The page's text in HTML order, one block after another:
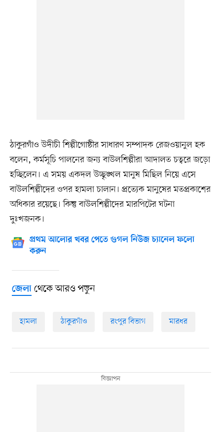
ঠাকুরগাঁও উদীচী শিল্পীগোষ্ঠীর সাধারণ সম্পাদক রেজওয়ানুল হক
বলেন, কর্মসূচি পালনের জন্য বাউলশিল্পীরা আদালত চত্বরে জড়ো
হচ্ছিলেন। এ সময় একদল উচ্ছৃঙ্খল মানুষ মিছিল নিয়ে এসে
বাউলশিল্পীদের ওপর হামলা চালান। প্রত্যেক মানুষের মতপ্রকাশের
অধিকার রয়েছে। কিন্তু বাউলশিল্পীদের মারপিটের ঘটনা
দুঃখজনক।
প্রথম আলোর খবর পেতে গুগল নিউজ চ্যানেল ফলো
করুন
জেলাথেকে আরও পড়ুন
হামলা ঠাকুরগাঁও রংপুর বিভাগ মারধর